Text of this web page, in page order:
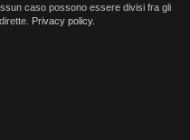
caso possono essere divisi fra gli
Privacy policy.